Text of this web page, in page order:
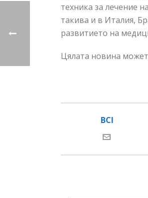
техника за лечение
такива и в Италия,
развитието на
Цялата новина
BCI